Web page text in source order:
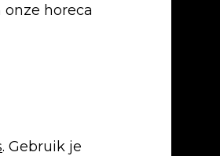
horeca
. Gebruik je